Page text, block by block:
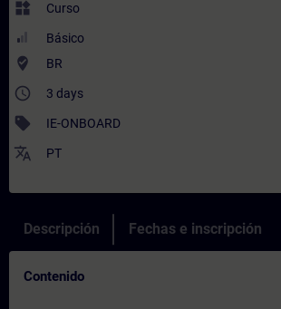
widgets Curso
Básico
where_to_vote BR
access_time 3 days
sell IE-ONBOARD
translate PT
Descripción Fechas e inscripción
Contenido